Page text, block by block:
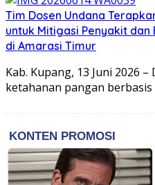
Tim Dosen Undana
untuk Mitigasi Penyakit dan
di Amarasi Timur
Kab. Kupang, 13 Juni 2026
ketahanan pangan